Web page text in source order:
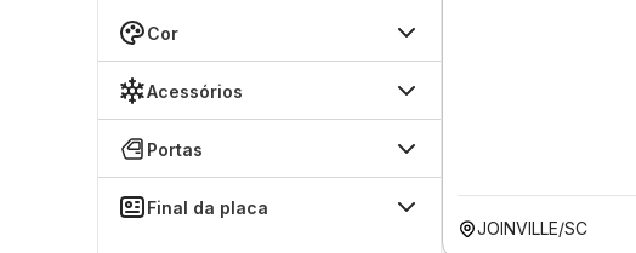
Cor
Acessórios
Portas
Final da placa
JOINVILLE/SC